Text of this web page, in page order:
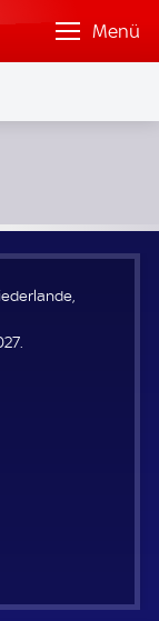
Menü